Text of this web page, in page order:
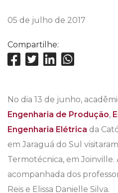
05 de julho de 2017
Compartilhe:
No dia 13 de junho,
Engenharia de Produção,
Engenharia Elétrica da
em Jaraguá do Sul
Termotécnica, em Joinville.
acompanhada dos
Reis e Elissa Danielle Silva.